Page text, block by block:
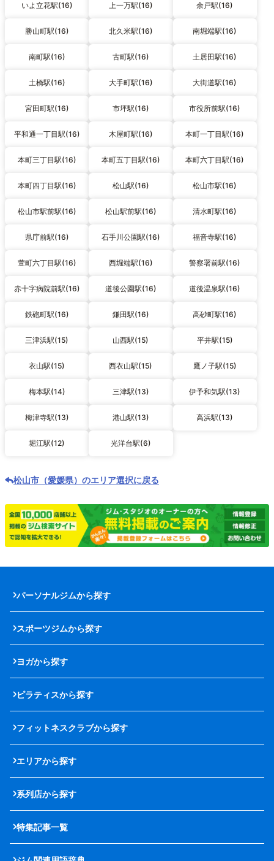
いよ立花駅(16) 上一万駅(16) 余戸駅(16)
勝山町駅(16) 北久米駅(16) 南堀端駅(16)
南町駅(16) 古町駅(16) 土居田駅(16)
土橋駅(16) 大手町駅(16) 大街道駅(16)
宮田町駅(16) 市坪駅(16) 市役所前駅(16)
平和通一丁目駅(16) 木屋町駅(16) 本町一丁目駅(16)
本町三丁目駅(16) 本町五丁目駅(16) 本町六丁目駅(16)
本町四丁目駅(16) 松山駅(16) 松山市駅(16)
松山市駅前駅(16) 松山駅前駅(16) 清水町駅(16)
県庁前駅(16) 石手川公園駅(16) 福音寺駅(16)
萱町六丁目駅(16) 西堀端駅(16) 警察署前駅(16)
赤十字病院前駅(16) 道後公園駅(16) 道後温泉駅(16)
鉄砲町駅(16) 鎌田駅(16) 高砂町駅(16)
三津浜駅(15) 山西駅(15) 平井駅(15)
衣山駅(15) 西衣山駅(15) 鷹ノ子駅(15)
梅本駅(14) 三津駅(13) 伊予和気駅(13)
梅津寺駅(13) 港山駅(13) 高浜駅(13)
堀江駅(12) 光洋台駅(6)
松山市（愛媛県）のエリア選択に戻る
パーソナルジムから探す
スポーツジムから探す
ヨガから探す
ピラティスから探す
フィットネスクラブから探す
エリアから探す
系列店から探す
特集記事一覧